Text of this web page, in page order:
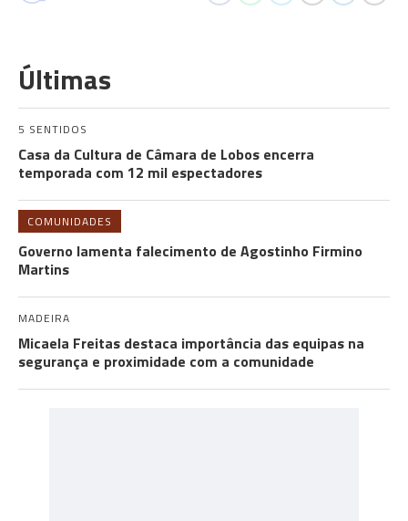
Últimas
5 SENTIDOS
Casa da Cultura de Câmara de Lobos encerra
temporada com 12 mil espectadores
COMUNIDADES
Governo lamenta falecimento de Agostinho Firmino
Martins
MADEIRA
Micaela Freitas destaca importância das equipas na
segurança e proximidade com a comunidade